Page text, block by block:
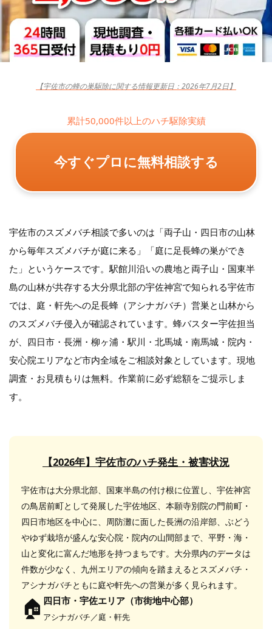
【宇佐市の蜂の巣駆除に関する情報更新日：2026年7月2日】
累計50,000件以上のハチ駆除実績
今すぐプロに無料相談する
宇佐市のスズメバチ相談で多いのは「両子山・四日市の山林
から毎年スズメバチが庭に来る」「庭に足長蜂の巣ができ
た」というケースです。駅館川沿いの農地と両子山・国東半
島の山林が共存する大分県北部の宇佐神宮で知られる宇佐市
では、庭・軒先への足長蜂（アシナガバチ）営巣と山林から
のスズメバチ侵入が確認されています。蜂バスター宇佐担当
が、四日市・長洲・柳ヶ浦・駅川・北馬城・南馬城・院内・
安心院エリアなど市内全域をご相談対象としています。現地
調査・お見積もりは無料。作業前に必ず総額をご提示しま
す。
【2026年】宇佐市のハチ発生・被害状況
宇佐市は大分県北部、国東半島の付け根に位置し、宇佐神宮
の鳥居前町として発展した宇佐地区、本願寺別院の門前町・
四日市地区を中心に、周防灘に面した長洲の沿岸部、ぶどう
やゆず栽培が盛んな安心院・院内の山間部まで、平野・海・
山と変化に富んだ地形を持つまちです。大分県内のデータは
件数が少なく、九州エリアの傾向を踏まえるとスズメバチ・
アシナガバチともに庭や軒先への営巣が多く見られます。
🏠 四日市・宇佐エリア（市街地中心部）
アシナガバチ／庭・軒先